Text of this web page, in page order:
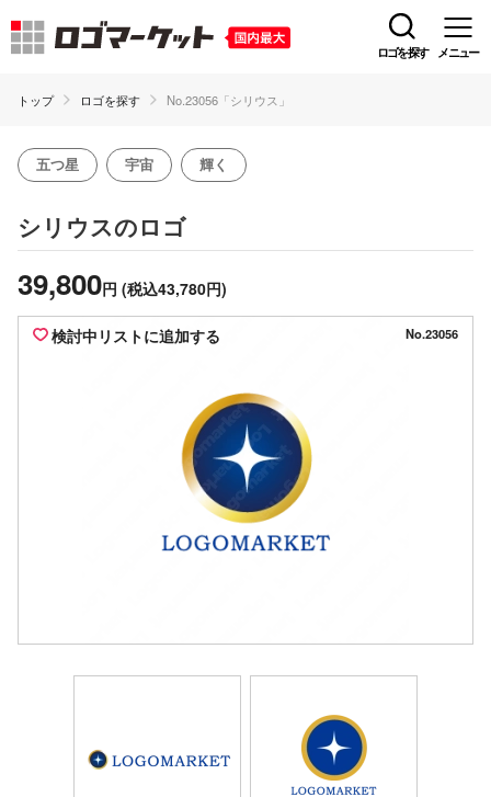
ロゴを探す メニュー
トップ ロゴを探す No.23056「シリウス」
五つ星 宇宙 輝く
シリウスのロゴ
39,800円 (税込43,780円)
検討中リストに追加する No.23056